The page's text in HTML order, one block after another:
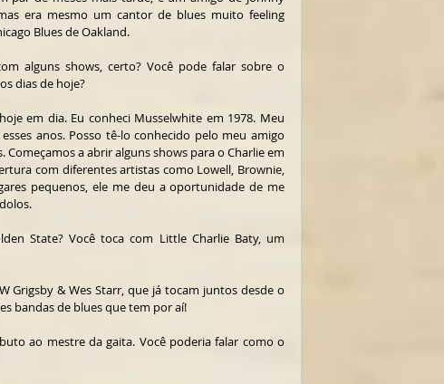
era mesmo um cantor de blues muito feeling
Blues de Oakland.
alguns shows, certo? Você pode falar sobre o
dias de hoje?
em dia. Eu conheci Musselwhite em 1978. Meu
anos. Posso tê-lo conhecido pelo meu amigo
a abrir alguns shows para o Charlie em
com diferentes artistas como Lowell, Brownie,
pequenos, ele me deu a oportunidade de me
State? Você toca com Little Charlie Baty, um
Grigsby & Wes Starr, que já tocam juntos desde o
bandas de blues que tem por aí!
ao mestre da gaita. Você poderia falar como o